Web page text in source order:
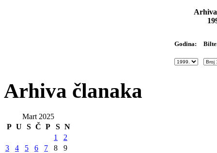
Godina:
Arhiva članaka
Mart 2025
P U S Č P S N
1
2
3
4 5 6 7 8
9